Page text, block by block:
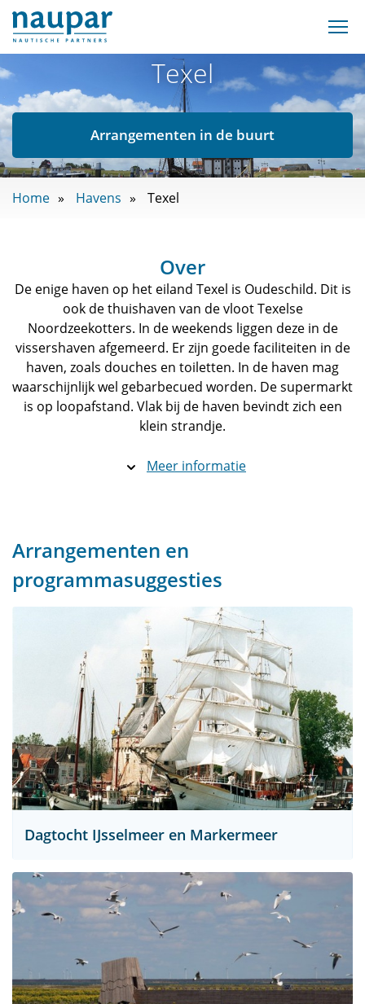
Texel
Arrangementen in de buurt
Home Havens Texel
Over
De enige haven op het eiland Texel is Oudeschild. Dit is
ook de thuishaven van de vloot Texelse
Noordzeekotters. In de weekends liggen deze in de
vissershaven afgemeerd. Er zijn goede faciliteiten in de
haven, zoals douches en toiletten. In de haven mag
waarschijnlijk wel gebarbecued worden. De supermarkt
is op loopafstand. Vlak bij de haven bevindt zich een
klein strandje.
Meer informatie
Arrangementen en
programmasuggesties
Dagtocht IJsselmeer en Markermeer